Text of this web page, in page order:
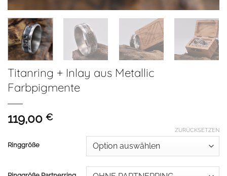
Titanring + Inlay aus Metallic
Farbpigmente
119,00 €
Ringgröße
ZURÜCKSETZEN